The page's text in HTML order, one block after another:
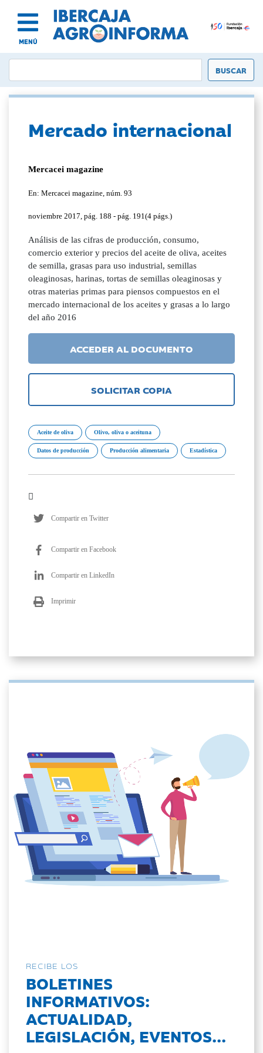
MENÚ
Mercado internacional
Mercacei magazine
En: Mercacei magazine, núm. 93
noviembre 2017, pág. 188 - pág. 191(4 págs.)
Análisis de las cifras de producción, consumo,
comercio exterior y precios del aceite de oliva, aceites
de semilla, grasas para uso industrial, semillas
oleaginosas, harinas, tortas de semillas oleaginosas y
otras materias primas para piensos compuestos en el
mercado internacional de los aceites y grasas a lo largo
del año 2016
ACCEDER AL DOCUMENTO
SOLICITAR COPIA
Aceite de oliva Olivo, oliva o aceituna
Datos de producción Producción alimentaria Estadística
Compartir en Twitter
Compartir en Facebook
Compartir en LinkedIn
Imprimir
RECIBE LOS
BOLETINES
INFORMATIVOS:
ACTUALIDAD,
LEGISLACIÓN, EVENTOS...